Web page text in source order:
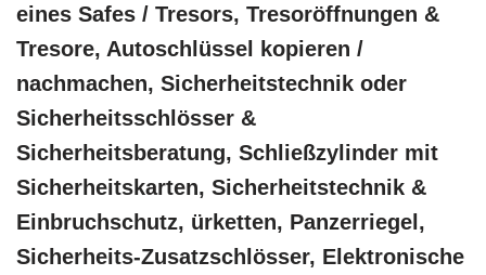
eines Safes / Tresors, Tresoröffnungen &
Tresore, Autoschlüssel kopieren /
nachmachen, Sicherheitstechnik oder
Sicherheitsschlösser &
Sicherheitsberatung, Schließzylinder mit
Sicherheitskarten, Sicherheitstechnik &
Einbruchschutz, ürketten, Panzerriegel,
Sicherheits-Zusatzschlösser, Elektronische